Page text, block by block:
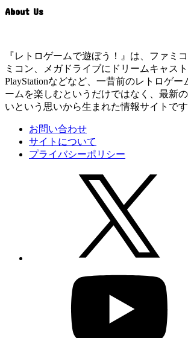
About Us
『レトロゲームで遊ぼう！』は、ファミ
ミコン、メガドライブにドリームキャスト
PlayStationなどなど、一昔前のレトロゲ
ームを楽しむというだけではなく、最新
いという思いから生まれた情報サイトです
お問い合わせ
サイトについて
プライバシーポリシー